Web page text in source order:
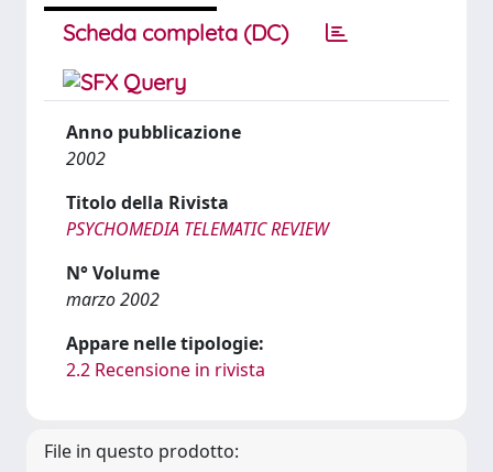
Scheda completa (DC)
Anno pubblicazione
2002
Titolo della Rivista
PSYCHOMEDIA TELEMATIC REVIEW
N° Volume
marzo 2002
Appare nelle tipologie:
2.2 Recensione in rivista
File in questo prodotto: